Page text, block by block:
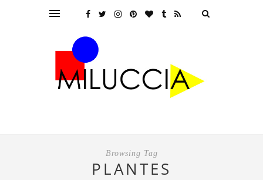
Browsing Tag
PLANTES